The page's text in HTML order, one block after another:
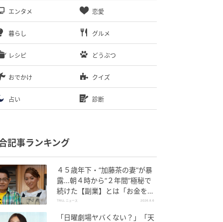
エンタメ 恋愛
暮らし グルメ
レシピ どうぶつ
おでかけ クイズ
占い 診断
記事ランキング
４５歳年下・“加藤茶の妻”が暴
露…朝４時から“２年間”極秘で
続けた【副業】とは「お金を稼
ぐのって大変」
TRILL ニュース 2026.8.6
「日曜劇場ヤバくない？」「天